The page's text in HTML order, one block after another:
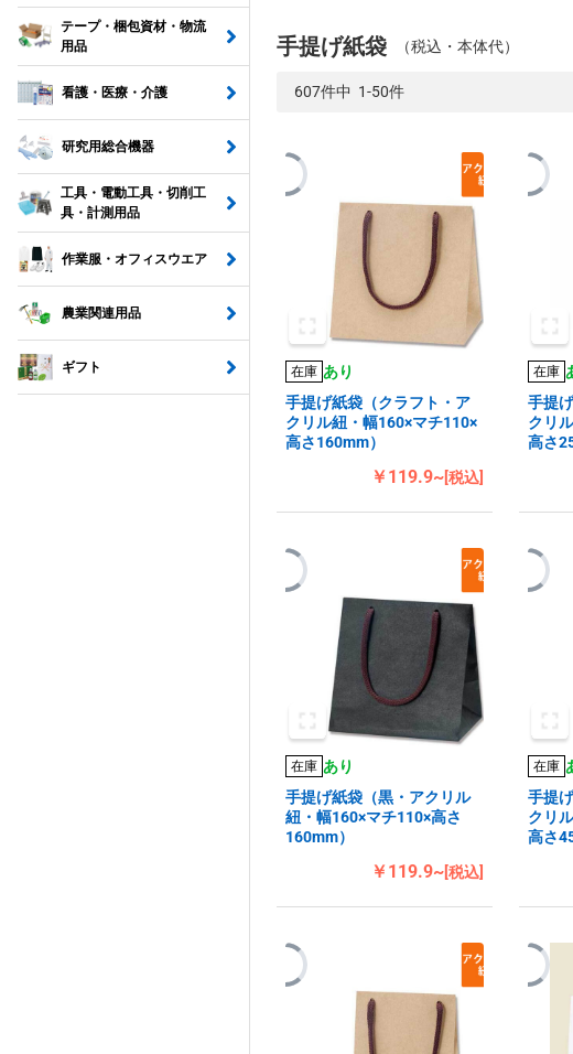
テープ・梱包資材・物流
用品
看護・医療・介護
研究用総合機器
工具・電動工具・切削工
具・計測用品
作業服・オフィスウエア
農業関連用品
ギフト
手提げ紙袋 （税込・本体代）
607件中 1-50件
在庫 あり
手提げ紙袋（クラフト・ア
クリル紐・幅160×マチ110×
高さ160mm）
￥119.9~[税込]
在庫
手提
クリ
高さ
在庫 あり
手提げ紙袋（黒・アクリル
紐・幅160×マチ110×高さ
160mm）
￥119.9~[税込]
在庫
手提
クリ
高さ